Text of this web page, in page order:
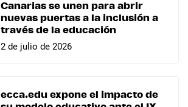
Canarias se unen para abrir
nuevas puertas a la inclusión a
través de la educación
2 de julio de 2026
ecca.edu expone el impacto de